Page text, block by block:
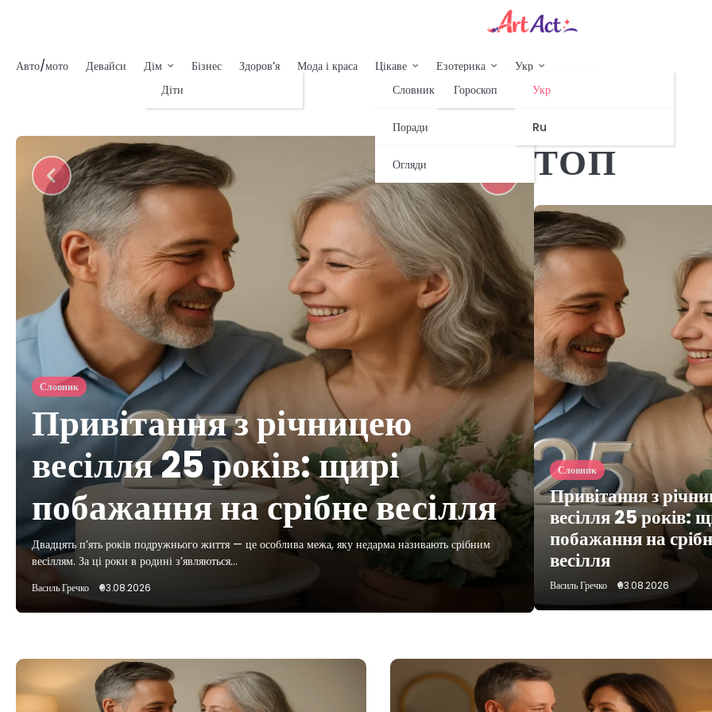
Авто/мото Девайси
Дім
Діти
Бізнес Здоровʼя Мода і краса
Цікаве
Словник
Поради
Огляди
Езотерика
Гороскоп
Укр
Укр
Ru
Словник
Привітання з річницею
весілля 25 років: щирі
побажання на срібне весілля
Двадцять п’ять років подружнього життя — це особлива межа, яку недарма називають срібним
весіллям. За ці роки в родині з’являються…
Василь Гречко 03.08.2026
Словник
весілля
слова на
Двадцята річниця шлюбу має
водночас про дбайливе
Василь Гречко 03.08.2026
ТОП
Словник
Привітання з
весілля 25 років:
побажання на
весілля
Василь Гречко 03.08.2026